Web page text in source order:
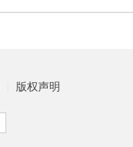
版权声明